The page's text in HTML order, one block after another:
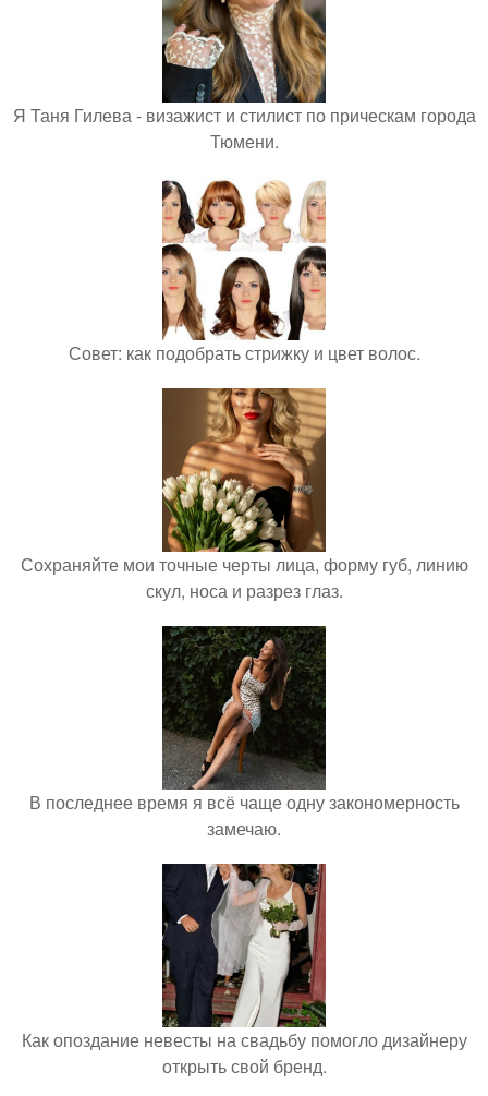
Я Таня Гилева - визажист и стилист по прическам города
Тюмени.
Совет: как подобрать стрижку и цвет волос.
Сохраняйте мои точные черты лица, форму губ, линию
скул, носа и разрез глаз.
В последнее время я всё чаще одну закономерность
замечаю.
Как опоздание невесты на свадьбу помогло дизайнеру
открыть свой бренд.